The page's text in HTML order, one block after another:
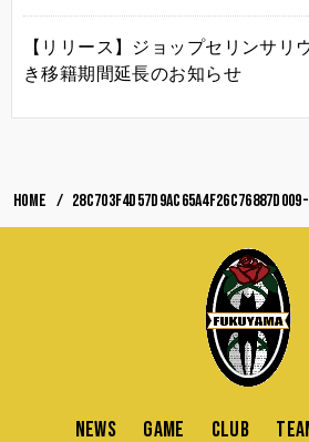
【リリース】ジョップセリンサリ
き移籍期間延長のお知らせ
HOME
NEWS GAME CLUB